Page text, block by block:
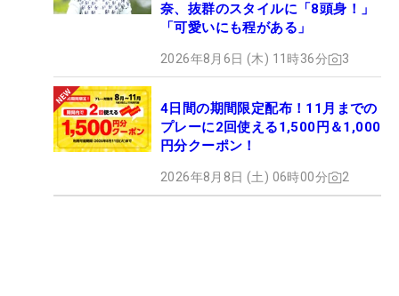
奈、抜群のスタイルに「8頭身！」
「可愛いにも程がある」
2026年8月6日 (木) 11時36分 3
4日間の期間限定配布！11月までの
プレーに2回使える1,500円＆1,000
円分クーポン！
2026年8月8日 (土) 06時00分 2